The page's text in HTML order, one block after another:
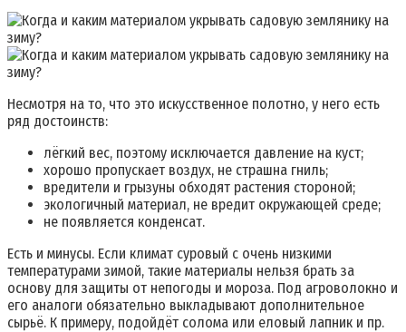
Несмотря на то, что это искусственное полотно, у него есть
ряд достоинств:
лёгкий вес, поэтому исключается давление на куст;
хорошо пропускает воздух, не страшна гниль;
вредители и грызуны обходят растения стороной;
экологичный материал, не вредит окружающей среде;
не появляется конденсат.
Есть и минусы. Если климат суровый с очень низкими
температурами зимой, такие материалы нельзя брать за
основу для защиты от непогоды и мороза. Под агроволокно и
его аналоги обязательно выкладывают дополнительное
сырьё. К примеру, подойдёт солома или еловый лапник и пр.